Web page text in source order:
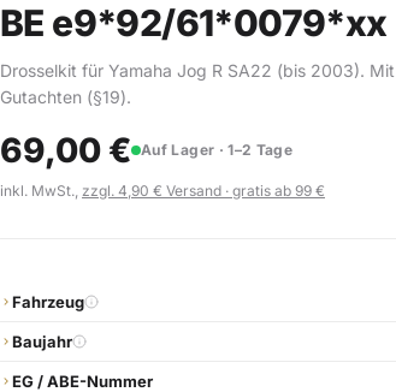
BE e9*92/61*0079*xx
Drosselkit für Yamaha Jog R SA22 (bis 2003).
Gutachten (§19).
69,00 € Auf Lager · 1–2 Tage
inkl. MwSt., zzgl. 4,90 € Versand · gratis ab 99 €
Fahrzeug
Baujahr
EG / ABE-Nummer